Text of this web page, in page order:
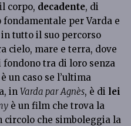
corpo, decadente, di
per Varda e
tutto il suo percorso
cielo, mare e terra, dove
tra di loro senza
un caso se l’ultima
inVarda par Agnès, è di lei
è un film che trova la
che simboleggia la